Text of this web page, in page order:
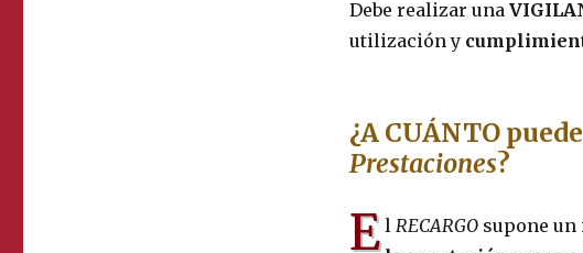
Debe realizar una
utilización y
¿A CUÁNTO
Prestaciones?
E lRECARGO supone un